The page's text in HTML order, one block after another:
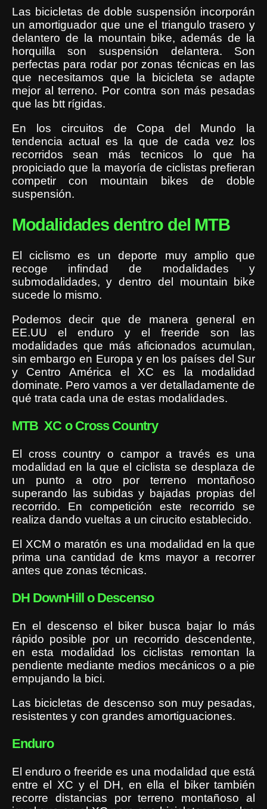
Las bicicletas de doble suspensión incorporán
un amortiguador que une el triangulo trasero y
delantero de la mountain bike, además de la
horquilla son suspensión delantera. Son
perfectas para rodar por zonas técnicas en las
que necesitamos que la bicicleta se adapte
mejor al terreno. Por contra son más pesadas
que las btt rígidas.
En los circuitos de Copa del Mundo la
tendencia actual es la que de cada vez los
recorridos sean más tecnicos lo que ha
propiciado que la mayoría de ciclistas prefieran
competir con mountain bikes de doble
suspensión.
Modalidades dentro del MTB
El ciclismo es un deporte muy amplio que
recoge infindad de modalidades y
submodalidades, y dentro del mountain bike
sucede lo mismo.
Podemos decir que de manera general en
EE.UU el enduro y el freeride son las
modalidades que más aficionados acumulan,
sin embargo en Europa y en los países del Sur
y Centro América el XC es la modalidad
dominate. Pero vamos a ver detalladamente de
qué trata cada una de estas modalidades.
MTB XC o Cross Country
El cross country o campor a través es una
modalidad en la que el ciclista se desplaza de
un punto a otro por terreno montañoso
superando las subidas y bajadas propias del
recorrido. En competición este recorrido se
realiza dando vueltas a un cirucito establecido.
El XCM o maratón es una modalidad en la que
prima una cantidad de kms mayor a recorrer
antes que zonas técnicas.
DH DownHill o Descenso
En el descenso el biker busca bajar lo más
rápido posible por un recorrido descendente,
en esta modalidad los ciclistas remontan la
pendiente mediante medios mecánicos o a pie
empujando la bici.
Las bicicletas de descenso son muy pesadas,
resistentes y con grandes amortiguaciones.
Enduro
El enduro o freeride es una modalidad que está
entre el XC y el DH, en ella el biker también
recorre distancias por terreno montañoso al